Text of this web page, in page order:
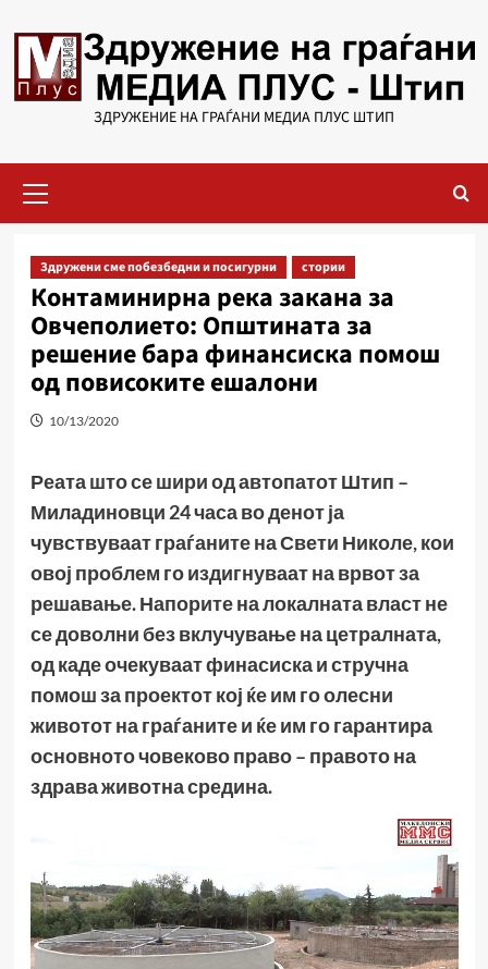
to
content
ЗДРУЖЕНИЕ НА ГРАЃАНИ МЕДИА ПЛУС ШТИП
Menu
Здружени сме побезбедни и посигурни стории
Контаминирна река закана за
Овчеполието: Општината за
решение бара финансиска помош
од повисоките ешалони
10/13/2020
Реата што се шири од автопатот Штип –
Миладиновци 24 часа во денот ја
чувствуваат граѓаните на Свети Николе, кои
овој проблем го издигнуваат на врвот за
решавање. Напорите на локалната власт не
се доволни без вклучување на цетралната,
од каде очекуваат финасиска и стручна
помош за проектот кој ќе им го олесни
животот на граѓаните и ќе им го гарантира
основното човеково право – правото на
здрава животна средина.